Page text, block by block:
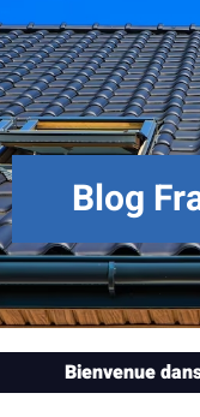
Blog
Bienvenue